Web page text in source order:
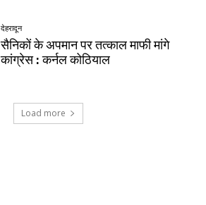
देहरादून
सैनिकों के अपमान पर तत्काल माफी मांगे
कांग्रेस : कर्नल कोठियाल
Load more